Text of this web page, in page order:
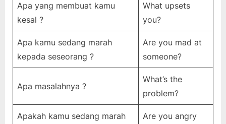
Apa yang membuat kamu
kesal ?
What upsets
you?
Apa kamu sedang marah
kepada seseorang ?
Are you mad at
someone?
Apa masalahnya ?
What’s the
problem?
Apakah kamu sedang marah
Are you angry